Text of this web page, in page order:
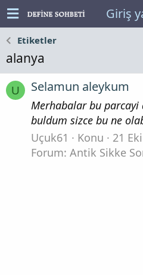
Giriş
Etiketler
alanya
U Selamun aleykum
Merhabalar bu parcayi
buldum sizce bu ne
Uçuk61
Konu 21
Forum: Antik Sikke